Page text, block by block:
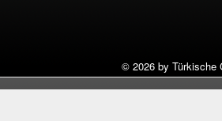
© 2026 by Türkische